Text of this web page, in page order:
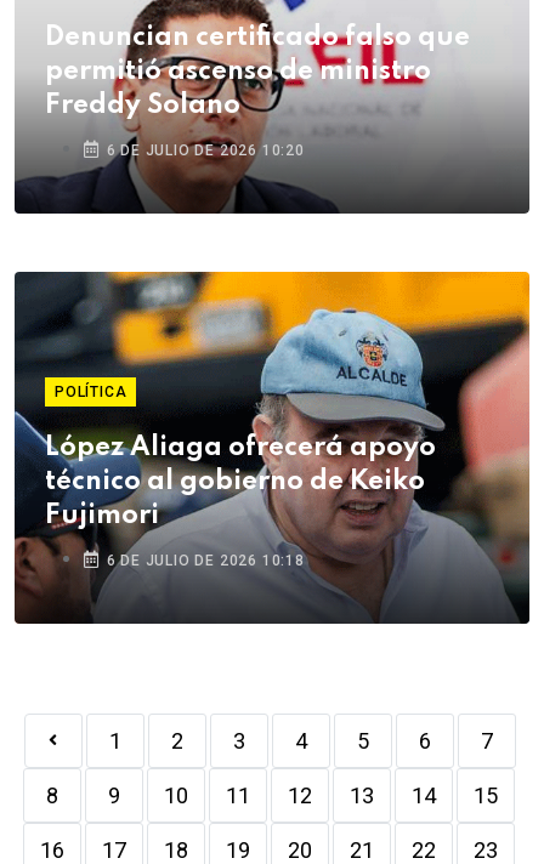
Denuncian certificado falso que
permitió ascenso de ministro
Freddy Solano
6 DE JULIO DE 2026 10:20
POLÍTICA
López Aliaga ofrecerá apoyo
técnico al gobierno de Keiko
Fujimori
6 DE JULIO DE 2026 10:18
1 2 3 4 5 6 7
8 9 10 11 12 13 14 15
16 17 18 19 20 21 22 23